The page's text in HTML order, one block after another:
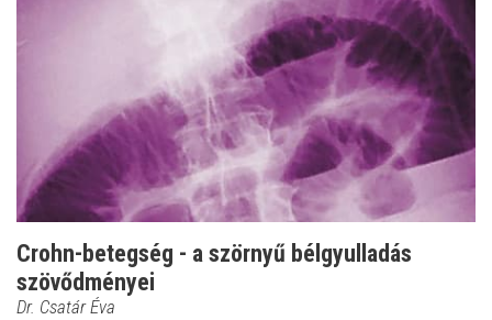
Crohn-betegség - a szörnyű bélgyulladás
szövődményei
Dr. Csatár Éva